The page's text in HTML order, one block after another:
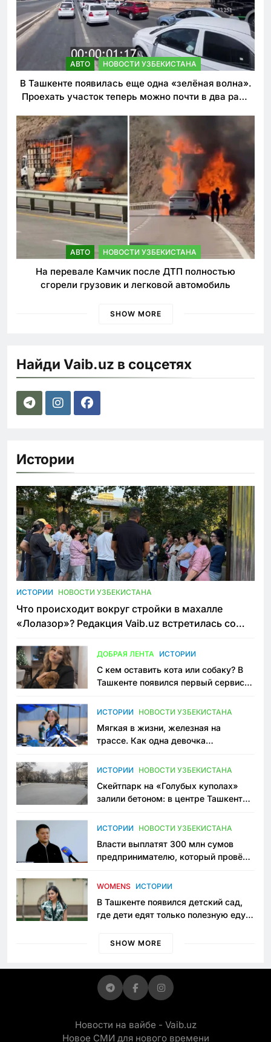
АВТО НОВОСТИ УЗБЕКИСТАНА
В Ташкенте появилась еще одна «зелёная волна».
Проехать участок теперь можно почти в два раза
АВТО НОВОСТИ УЗБЕКИСТАНА
На перевале Камчик после ДТП полностью
сгорели грузовик и легковой автомобиль
SHOW MORE
Найди Vaib.uz в соцсетях
Истории
ИСТОРИИ НОВОСТИ УЗБЕКИСТАНА
Что происходит вокруг стройки в махалле
«Лолазор»? Редакция Vaib.uz встретилась со
ДОБРАЯ ЛЕНТА ИСТОРИИ
С кем оставить кота или собаку? В
Ташкенте появился первый сервис
ИСТОРИИ НОВОСТИ УЗБЕКИСТАНА
Мягкая в жизни, железная на
трассе. Как одна девочка
Узбекистане
ИСТОРИИ НОВОСТИ УЗБЕКИСТАНА
Скейтпарк на «Голубых куполах»
залили бетоном: в центре Ташкента
пространство
ИСТОРИИ НОВОСТИ УЗБЕКИСТАНА
Власти выплатят 300 млн сумов
предпринимателю, который провёл
приговору
WOMENS ИСТОРИИ
В Ташкенте появился детский сад,
где дети едят только полезную еду.
просить «кашу без сахара»
SHOW MORE
Новости на вайбе - Vaib.uz
Новое СМИ для нового времени